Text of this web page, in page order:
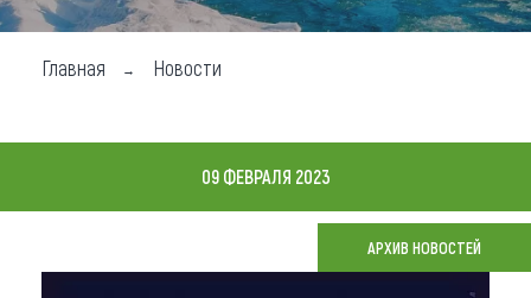
Чем заняться
Где остановиться
Что привезти (сувениры)
Главная Новости
09 ФЕВРАЛЯ 2023
АРХИВ НОВОСТЕЙ